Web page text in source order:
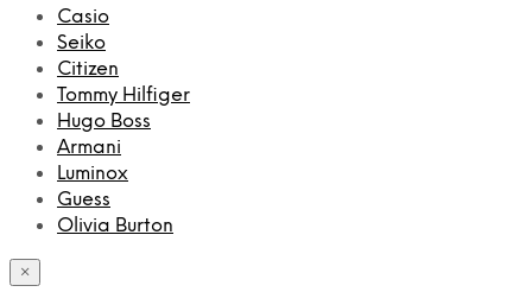
Casio
Seiko
Citizen
Tommy Hilfiger
Hugo Boss
Armani
Luminox
Guess
Olivia Burton
×